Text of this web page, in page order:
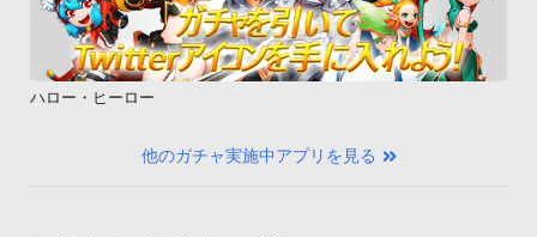
ハロー・ヒーロー
他のガチャ実施中アプリを見る